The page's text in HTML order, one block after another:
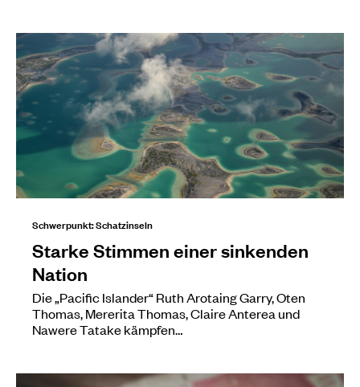
Schwerpunkt: Schatzinseln
Starke Stimmen einer sinkenden
Nation
Die „Pacific Islander“ Ruth Arotaing Garry, Oten
Thomas, Mererita Thomas, Claire Anterea und
Nawere Tatake kämpfen…